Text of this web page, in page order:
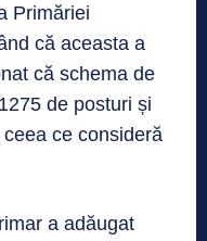
Primăriei
că aceasta a
că schema de
de posturi și
ce consideră
a adăugat